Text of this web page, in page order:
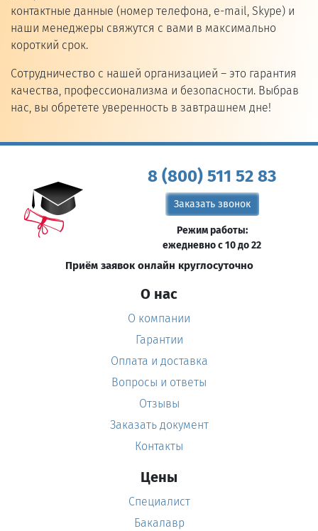
контактные данные (номер телефона, e-mail, Skype) и
наши менеджеры свяжутся с вами в максимально
короткий срок.
Сотрудничество с нашей организацией – это гарантия
качества, профессионализма и безопасности. Выбрав
нас, вы обретете уверенность в завтрашнем дне!
8 (800) 511 52 83
Заказать звонок
Режим работы:
ежедневно с 10 до 22
Приём заявок онлайн круглосуточно
О нас
О компании
Гарантии
Оплата и доставка
Вопросы и ответы
Отзывы
Заказать документ
Контакты
Цены
Специалист
Бакалавр